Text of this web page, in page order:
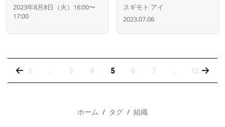
2023年8月8日（火）16:00〜
17:00
スギモト アイ
2023.07.06
1 3 4 5 6 7 12
ホーム タグ 組織